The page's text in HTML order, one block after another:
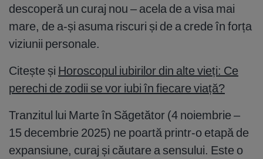
descoperă un curaj nou – acela de a visa mai
mare, de a-și asuma riscuri și de a crede în forța
viziunii personale.
Citește și Horoscopul iubirilor din alte vieți: Ce
perechi de zodii se vor iubi în fiecare viață?
Tranzitul lui Marte în Săgetător (4 noiembrie –
15 decembrie 2025) ne poartă printr-o etapă de
expansiune, curaj și căutare a sensului. Este o